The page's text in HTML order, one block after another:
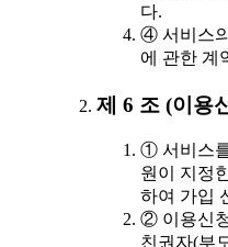
다.
④ 서비스
에 관한 계
제 6 조 (이용
① 서비스
원이 지정
하여 가입
② 이용신
친권자(부